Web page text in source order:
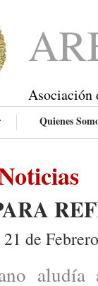
Asociación
Quienes
de
a